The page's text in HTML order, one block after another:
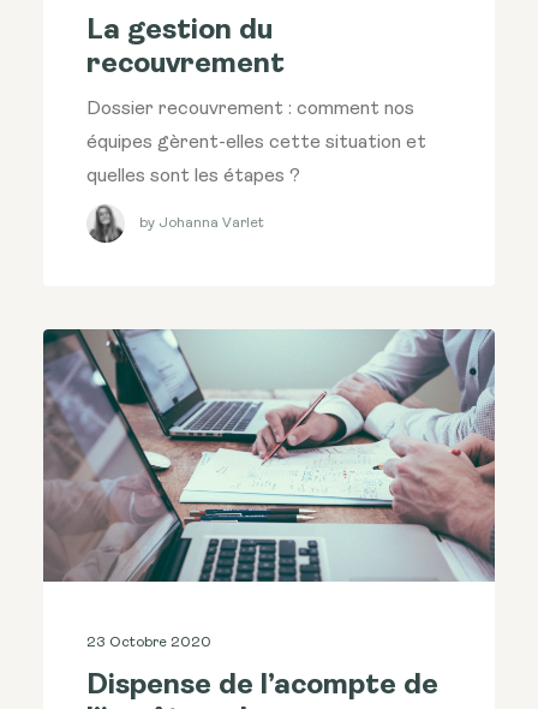
La gestion du
recouvrement
Dossier recouvrement : comment nos
équipes gèrent-elles cette situation et
quelles sont les étapes ?
by Johanna Varlet
23 Octobre 2020
Dispense de l’acompte de